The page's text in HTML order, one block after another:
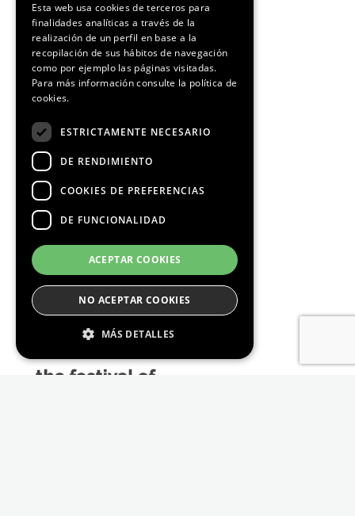
Media Partners
Esta web usa cookies de terceros para
finalidades analíticas a través de la
realización de un perfil en base a la
recopilación de sus hábitos de navegación
como por ejemplo las páginas visitadas.
Para más información consulte la política de
cookies.
ESTRICTAMENTE NECESARIO
DE RENDIMIENTO
COOKIES DE PREFERENCIAS
DE FUNCIONALIDAD
ACEPTAR COOKIES
NO ACEPTAR COOKIES
MÁS DETALLES